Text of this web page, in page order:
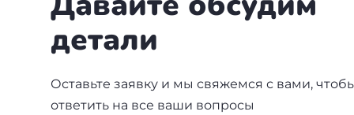
детали
Оставьте заявку и мы свяжемся с вами,
ответить на все ваши вопросы